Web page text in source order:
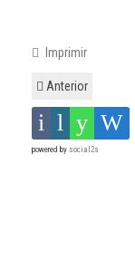
Imprimir
Anterior
powered by social2s